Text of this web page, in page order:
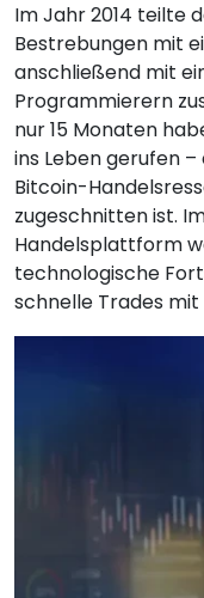
Im Jahr 2014 teilte
Bestrebungen mit
anschließend mit
Programmierern
nur 15 Monaten
ins Leben gerufen
Bitcoin-
zugeschnitten ist.
Handelsplattform
technologische
schnelle Trades